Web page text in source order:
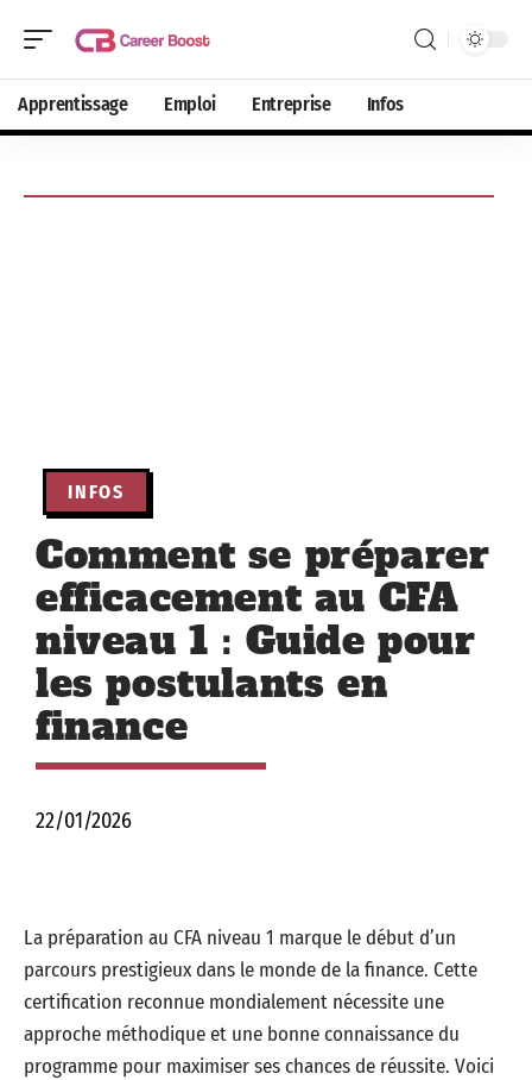
Apprentissage Emploi Entreprise Infos
INFOS
Comment se préparer
efficacement au CFA
niveau 1 : Guide pour
les postulants en
finance
22/01/2026
La préparation au CFA niveau 1 marque le début d’un
parcours prestigieux dans le monde de la finance. Cette
certification reconnue mondialement nécessite une
approche méthodique et une bonne connaissance du
programme pour maximiser ses chances de réussite. Voici